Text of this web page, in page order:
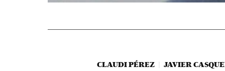
CLAUDI PÉREZ JAVIER